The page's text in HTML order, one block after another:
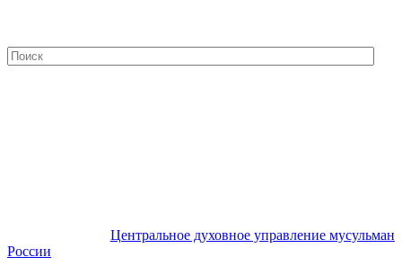
Центральное духовное управление мусульман
России